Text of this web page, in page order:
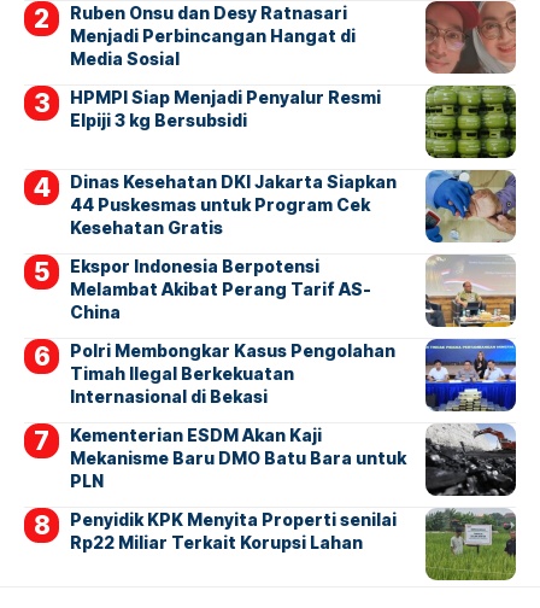
Ruben Onsu dan Desy Ratnasari
Menjadi Perbincangan Hangat di
Media Sosial
HPMPI Siap Menjadi Penyalur Resmi
Elpiji 3 kg Bersubsidi
Dinas Kesehatan DKI Jakarta Siapkan
44 Puskesmas untuk Program Cek
Kesehatan Gratis
Ekspor Indonesia Berpotensi
Melambat Akibat Perang Tarif AS-
China
Polri Membongkar Kasus Pengolahan
Timah Ilegal Berkekuatan
Internasional di Bekasi
Kementerian ESDM Akan Kaji
Mekanisme Baru DMO Batu Bara untuk
PLN
Penyidik KPK Menyita Properti senilai
Rp22 Miliar Terkait Korupsi Lahan